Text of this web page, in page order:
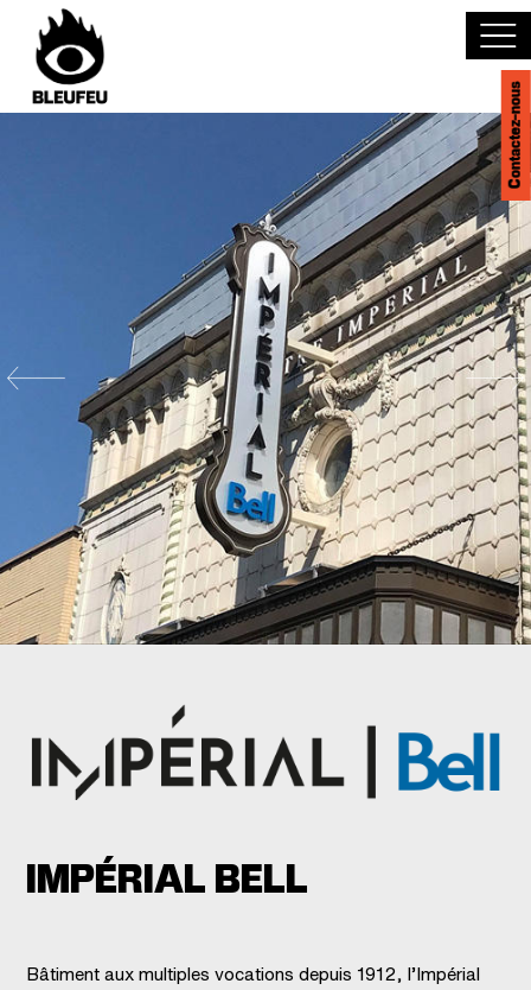
Devenir partenaire
Événements
Salles
English
Contactez-nous
IMPÉRIAL BELL
Bâtiment aux multiples vocations depuis 1912, l’Impérial